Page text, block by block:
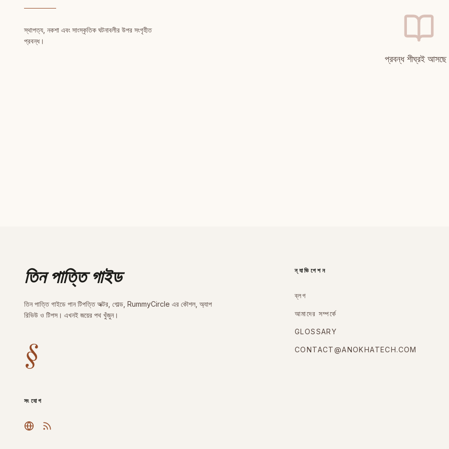
স্থাপত্য, নকশা এবং সাংস্কৃতিক ঘটনাবলীর উপর সংগৃহীত
প্রবন্ধ।
প্রবন্ধ শীঘ্রই
তিন পাত্তি গাইড
তিন পাত্তি গাইডে পান টিপত্তি অক্টর, গোল্ড, RummyCircle এর কৌশল, অ্যাপ
রিভিউ ও টিপস। এখনই জয়ের পথ খুঁজুন।
§
ন্যাভিগেশন
ব্লগ
আমাদের সম্পর্কে
GLOSSARY
CONTACT@ANOKHATECH.COM
সংযোগ